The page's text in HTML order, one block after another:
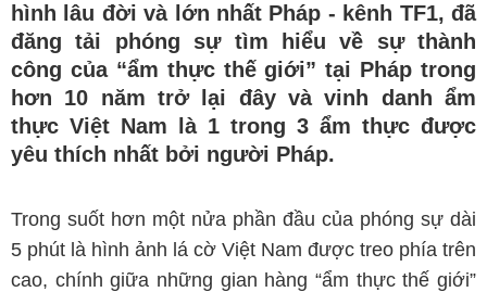
hình lâu đời và lớn nhất Pháp - kênh TF1, đã
đăng tải phóng sự tìm hiểu về sự thành
công của “ẩm thực thế giới” tại Pháp trong
hơn 10 năm trở lại đây và vinh danh ẩm
thực Việt Nam là 1 trong 3 ẩm thực được
yêu thích nhất bởi người Pháp.
Trong suốt hơn một nửa phần đầu của phóng sự dài
5 phút là hình ảnh lá cờ Việt Nam được treo phía trên
cao, chính giữa những gian hàng “ẩm thực thế giới”